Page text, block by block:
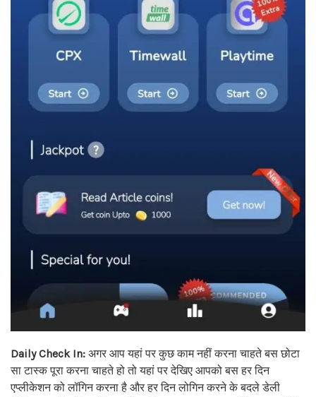
Daily Check In: अगर आप यहां पर कुछ काम नहीं करना चाहते बस छोटा
सा टास्क पूरा करना चाहते हो तो यहां पर देखिए आपको बस हर दिन
एप्लीकेशन को लॉगिन करना है और हर दिन लोगिन करने के बदले डेली